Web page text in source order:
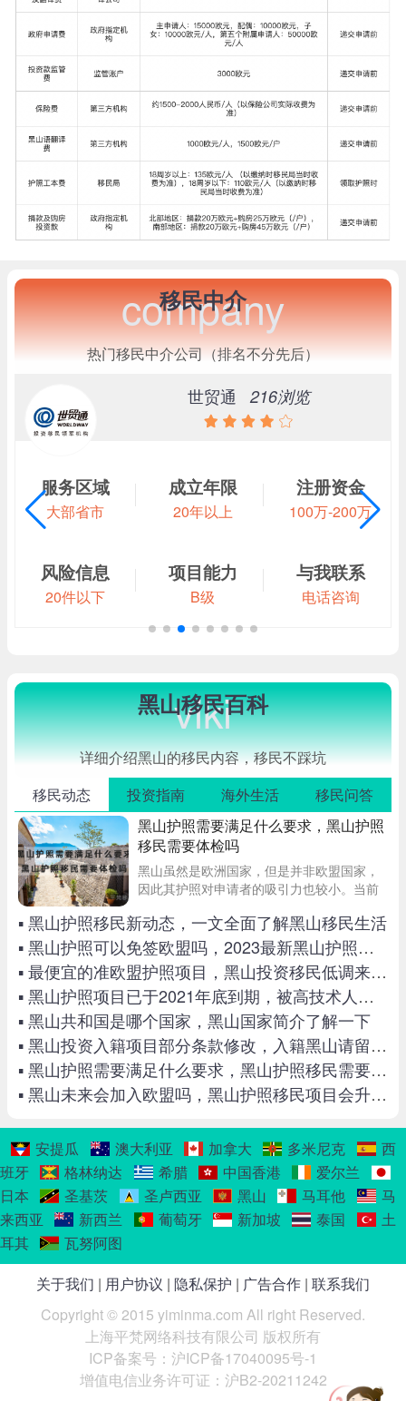
移民中介
company
热门移民中介公司（排名不分先后）
世贸通 216浏览
服务区域
大部省市
成立年限
20年以上
注册资金
100万-200万
风险信息
20件以下
项目能力
B级
与我联系
电话咨询
黑山移民百科
viki
详细介绍黑山的移民内容，移民不踩坑
移民动态
投资指南 海外生活
移民问答
黑山护照需要满足什么要求，黑山护照
移民需要体检吗
黑山虽然是欧洲国家，但是并非欧盟国家，
因此其护照对申请者的吸引力也较小。当前
很低。当前想要移民黑山需要满足什么条件
呢？是否有体检方面的要求？
▪ 黑山护照移民新动态，一文全面了解黑山移民生活
▪ 黑山护照可以免签欧盟吗，2023最新黑山护照免签国家一览！
▪ 最便宜的准欧盟护照项目，黑山投资移民低调来袭！
▪ 黑山护照项目已于2021年底到期，被高技术人才移民替代！
▪ 黑山共和国是哪个国家，黑山国家简介了解一下
▪ 黑山投资入籍项目部分条款修改，入籍黑山请留意最新政策
▪ 黑山护照需要满足什么要求，黑山护照移民需要体检吗
▪ 黑山未来会加入欧盟吗，黑山护照移民项目会升级吗
安提瓜 澳大利亚 加拿大 多米尼克
西
班牙
格林纳达 希腊 中国香港
爱尔兰
日本
圣基茨 圣卢西亚 黑山 马耳他
马
来西亚
新西兰 葡萄牙 新加坡 泰国
土
耳其
瓦努阿图
关于我们 | 用户协议 | 隐私保护 | 广告合作 | 联系我们
Copyright © 2015 yiminma.com All right Reserved.
上海平梵网络科技有限公司 版权所有
ICP备案号：沪ICP备17040095号-1
增值电信业务许可证：沪B2-20211242